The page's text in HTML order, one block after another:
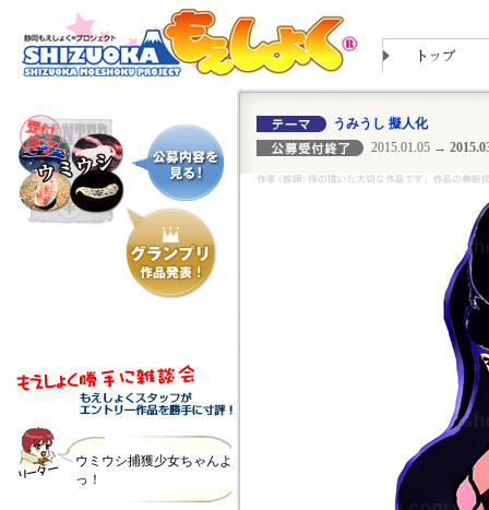
ウミウシ捕獲少女ちゃんよ
っ！
うみうし 擬人化
2015.01.05 →